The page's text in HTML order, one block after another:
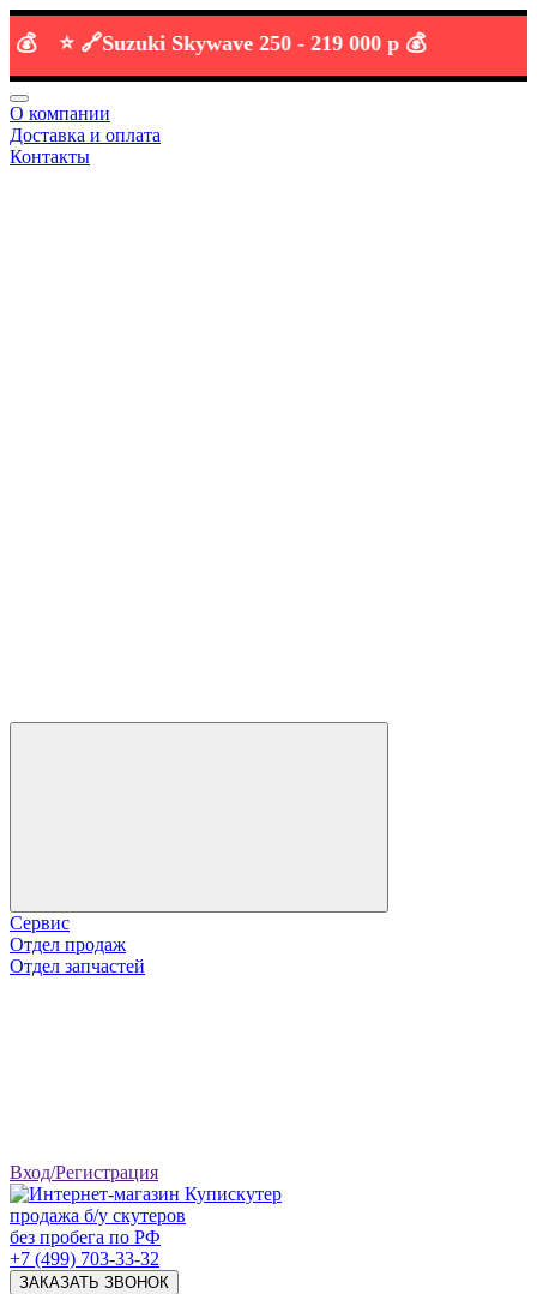
⭐️ 🔗 Suzuki Skywave 250 -219 000 р 💰
О компании
Доставка и оплата
Контакты
Сервис
Отдел продаж
Отдел запчастей
Вход/Регистрация
продажа б/у скутеров
без пробега по РФ
+7 (499) 703-33-32
ЗАКАЗАТЬ ЗВОНОК